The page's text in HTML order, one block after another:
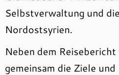
Selbstverwaltung und
Nordostsyrien.
Neben dem
gemeinsam die Ziele